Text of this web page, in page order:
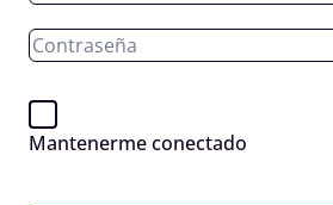
Mantenerme conectado